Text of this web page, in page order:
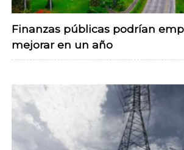
Finanzas públicas podrían
mejorar en un año